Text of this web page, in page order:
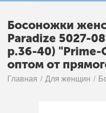
Босоножки
Paradize 5027-
р.36-40) "Prime-
оптом от
Главная / Для женщин /